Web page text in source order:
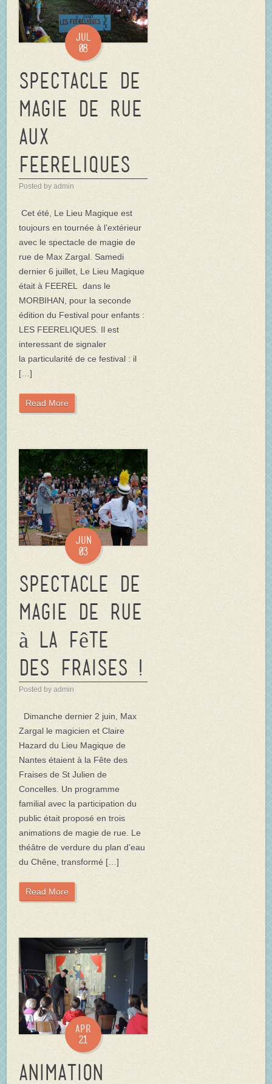
Jul
08
Spectacle de
magie de rue
aux
FEERELIQUES
Posted by admin
Cet été, Le Lieu Magique est
toujours en tournée à l’extérieur
avec le spectacle de magie de
rue de Max Zargal. Samedi
dernier 6 juillet, Le Lieu Magique
était à FEEREL dans le
MORBIHAN, pour la seconde
édition du Festival pour enfants :
LES FEERELIQUES. Il est
interessant de signaler
la particularité de ce festival : il
[…]
Read More
Jun
03
Spectacle de
Magie de rue
à la Fête
des Fraises !
Posted by admin
Dimanche dernier 2 juin, Max
Zargal le magicien et Claire
Hazard du Lieu Magique de
Nantes étaient à la Fête des
Fraises de St Julien de
Concelles. Un programme
familial avec la participation du
public était proposé en trois
animations de magie de rue. Le
théâtre de verdure du plan d’eau
du Chêne, transformé […]
Read More
Apr
21
Animation